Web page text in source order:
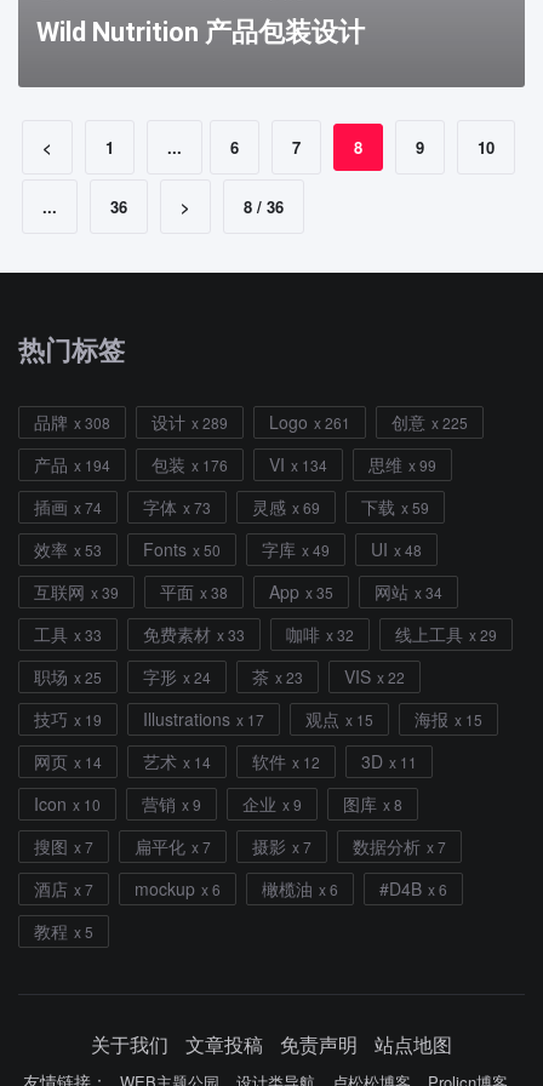
Wild Nutrition 产品包装设计
< 1 ... 6 7 8 9 10
... 36 > 8 / 36
热门标签
品牌 x 308 设计 x 289 Logo x 261 创意 x 225
产品 x 194 包装 x 176 VI x 134 思维 x 99
插画 x 74 字体 x 73 灵感 x 69 下载 x 59
效率 x 53 Fonts x 50 字库 x 49 UI x 48
互联网 x 39 平面 x 38 App x 35 网站 x 34
工具 x 33 免费素材 x 33 咖啡 x 32 线上工具 x 29
职场 x 25 字形 x 24 茶 x 23 VIS x 22
技巧 x 19 Illustrations x 17 观点 x 15 海报 x 15
网页 x 14 艺术 x 14 软件 x 12 3D x 11
Icon x 10 营销 x 9 企业 x 9 图库 x 8
搜图 x 7 扁平化 x 7 摄影 x 7 数据分析 x 7
酒店 x 7 mockup x 6 橄榄油 x 6 #D4B x 6
教程 x 5
关于我们 文章投稿 免责声明 站点地图
友情链接： WEB主题公园 设计类导航 卢松松博客 Prolicn博客